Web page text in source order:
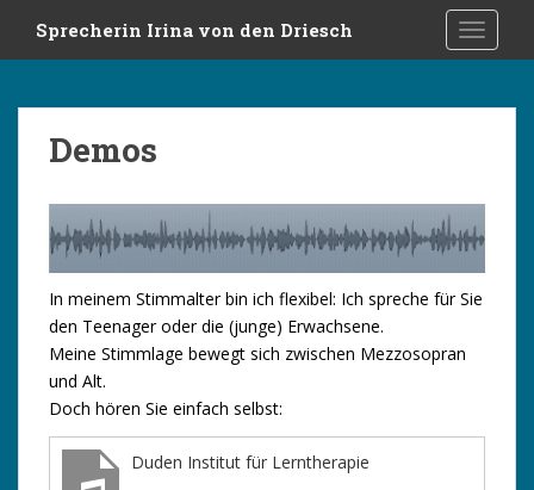
i
Sprecherin Irina von den Driesch
Demos
In meinem Stimmalter bin ich flexibel: Ich spreche für Sie
den Teenager oder die (junge) Erwachsene.
Meine Stimmlage bewegt sich zwischen Mezzosopran
und Alt.
Doch hören Sie einfach selbst:
Duden Institut für Lerntherapie